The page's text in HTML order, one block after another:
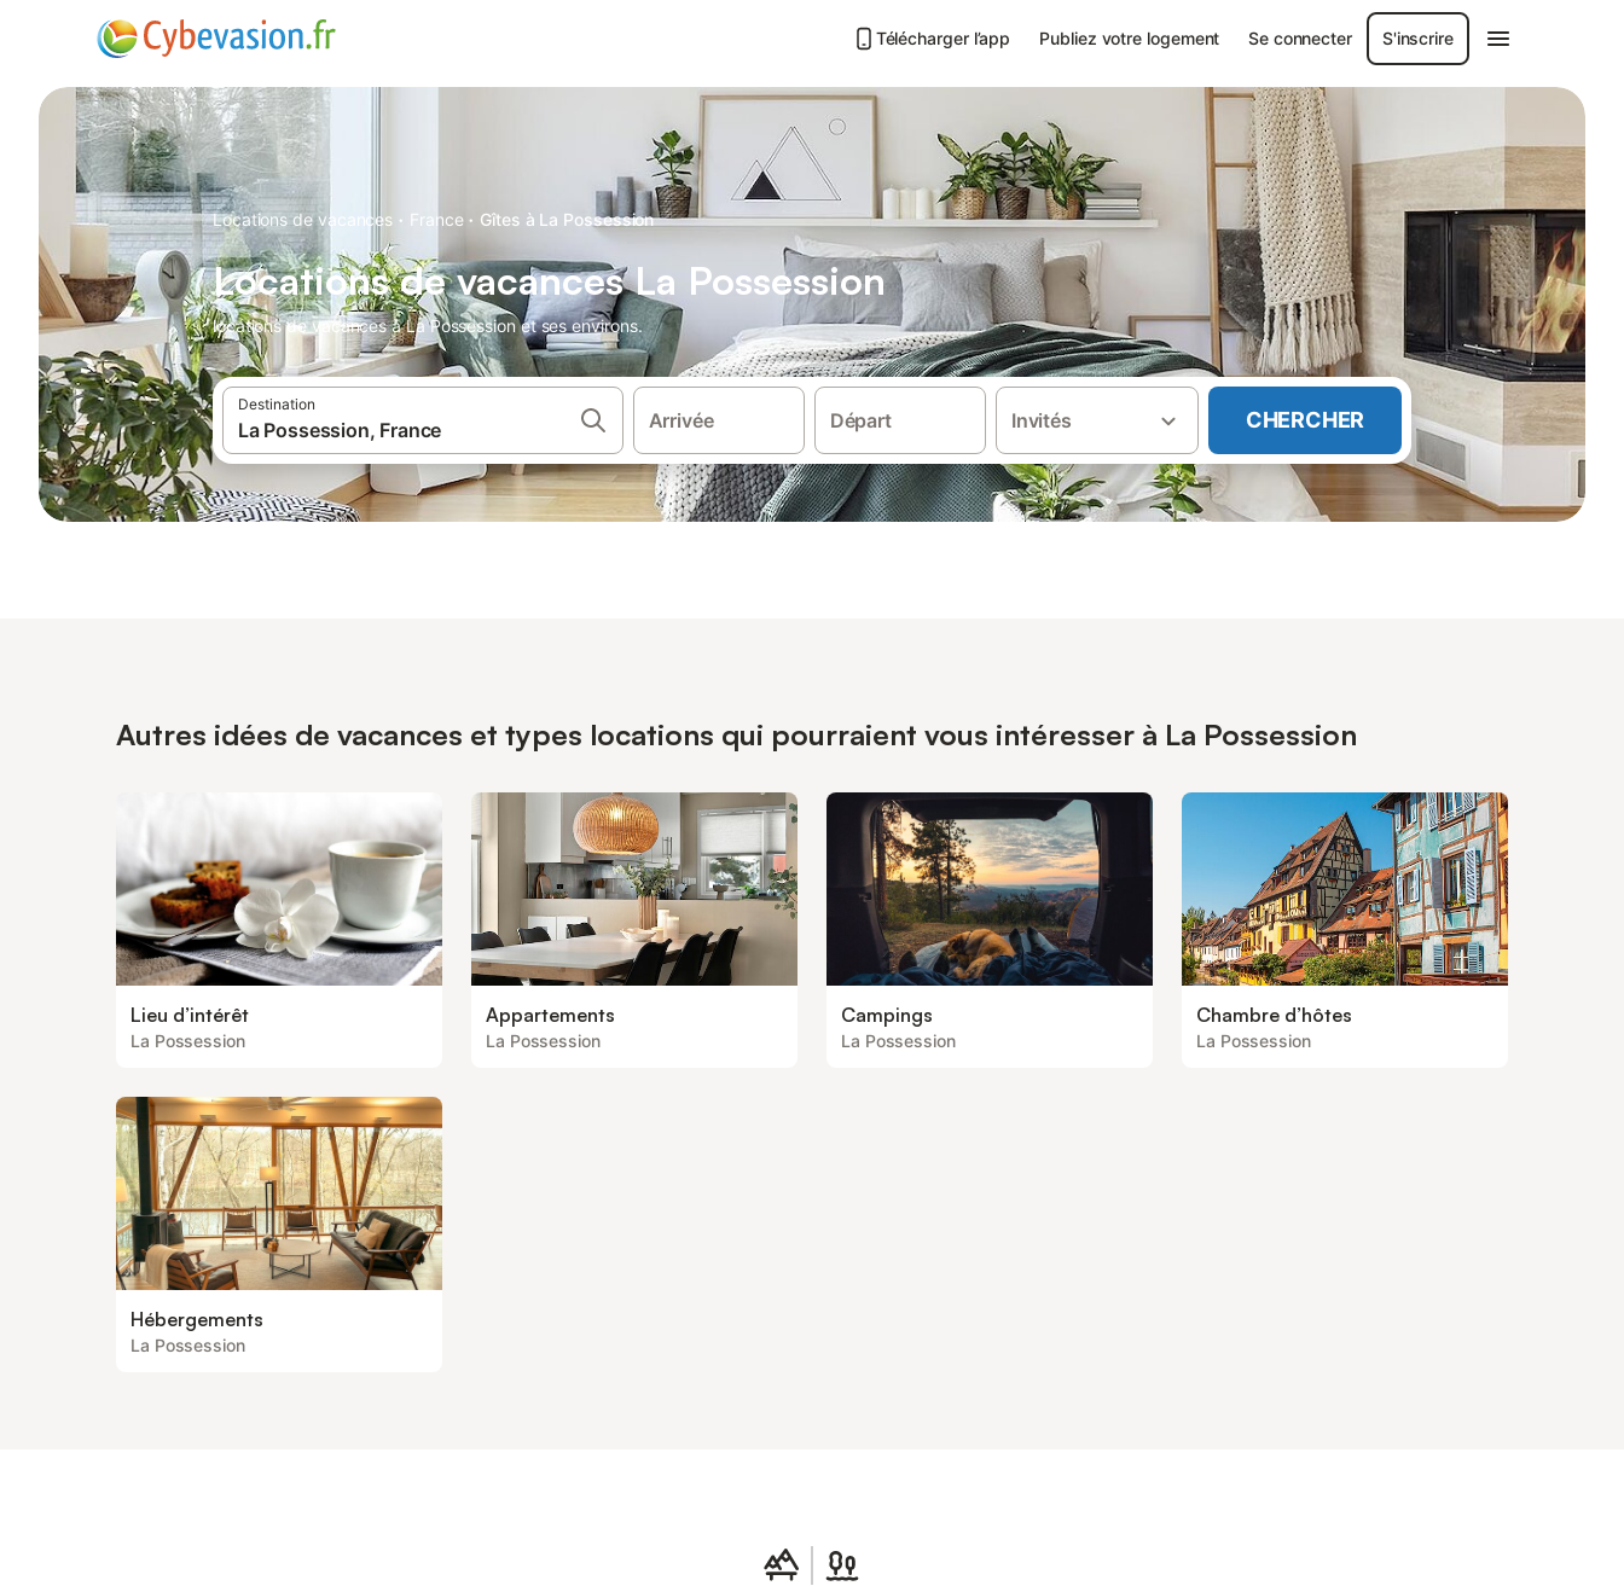
Télécharger l’app Publiez votre logement Se connecter S'inscrire
Locations de vacances · France · Gîtes à La Possession
Locations de vacances La Possession
locations de vacances à La Possession et ses environs.
Destination
Arrivée Départ Invités CHERCHER
Autres idées de vacances et types locations qui pourraient vous intéresser à La Possession
Lieu d’intérêt
La Possession
Appartements
La Possession
Campings
La Possession
Chambre d’hôtes
La Possession
Hébergements
La Possession